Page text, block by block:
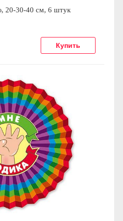
20-30-40 см, 6 штук